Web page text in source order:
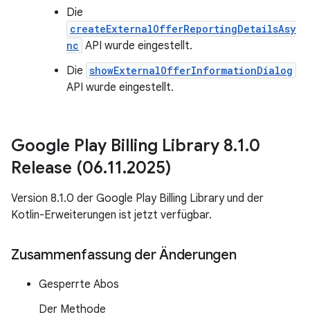
Die
createExternalOfferReportingDetailsAsy
nc API wurde eingestellt.
Die showExternalOfferInformationDialog
API wurde eingestellt.
Google Play Billing Library 8.1.0
Release (06.11.2025)
Version 8.1.0 der Google Play Billing Library und der
Kotlin-Erweiterungen ist jetzt verfügbar.
Zusammenfassung der Änderungen
Gesperrte Abos
Der Methode